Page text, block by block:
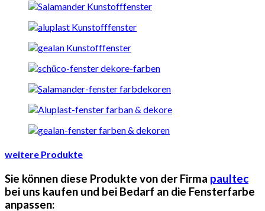
weitere Produkte
Sie können diese Produkte von der Firma paultec
bei uns kaufen und bei Bedarf an die Fensterfarbe
anpassen: